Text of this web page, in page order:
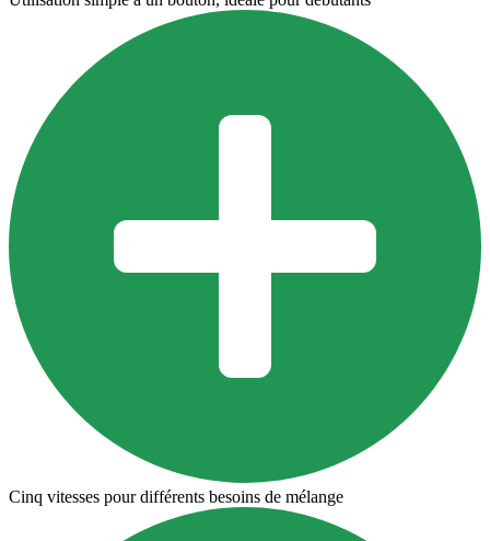
Cinq vitesses pour différents besoins de mélange